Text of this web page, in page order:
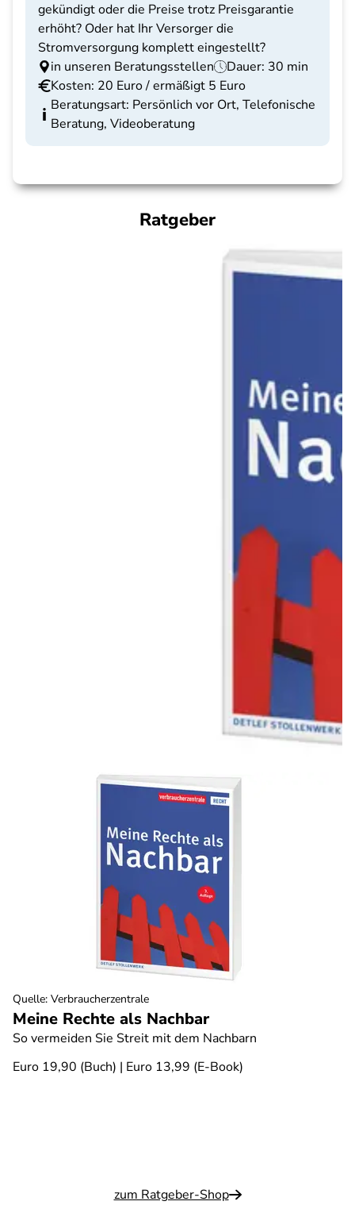
gekündigt oder die Preise trotz Preisgarantie
erhöht? Oder hat Ihr Versorger die
Stromversorgung komplett eingestellt?
in unseren Beratungsstellen
Dauer: 30 min
Kosten: 20 Euro / ermäßigt 5 Euro
Beratungsart: Persönlich vor Ort, Telefonische
Beratung, Videoberatung
Ratgeber
Meine Rechte als Nachbar
So vermeiden Sie Streit mit dem Nachbarn
Euro 19,90 (Buch) | Euro 13,99 (E-Book)
zum Ratgeber-Shop
Quelle: Verbraucherzentrale